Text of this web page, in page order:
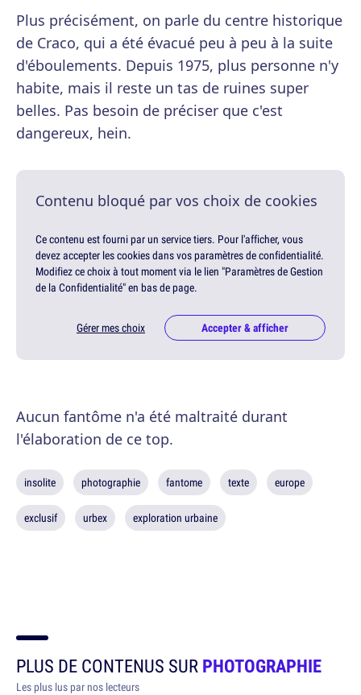
Plus précisément, on parle du centre historique
de Craco, qui a été évacué peu à peu à la suite
d'éboulements. Depuis 1975, plus personne n'y
habite, mais il reste un tas de ruines super
belles. Pas besoin de préciser que c'est
dangereux, hein.
Contenu bloqué par vos choix de cookies
Ce contenu est fourni par un service tiers. Pour l'afficher, vous
devez accepter les cookies dans vos paramètres de confidentialité.
Modifiez ce choix à tout moment via le lien "Paramètres de Gestion
de la Confidentialité" en bas de page.
Gérer mes choix Accepter & afficher
Aucun fantôme n'a été maltraité durant
l'élaboration de ce top.
insolite photographie fantome texte europe
exclusif urbex exploration urbaine
PLUS DE CONTENUS SURPHOTOGRAPHIE
Les plus lus par nos lecteurs